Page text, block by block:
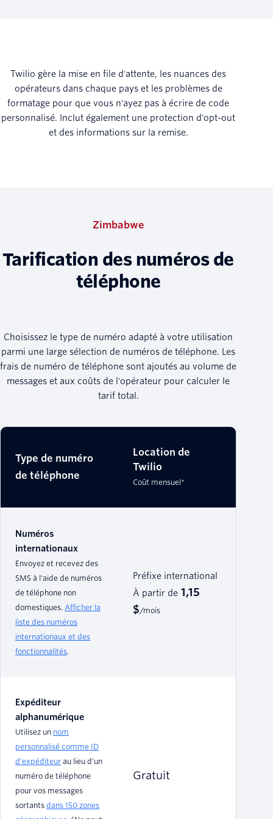
Twilio gère la mise en file d'attente, les nuances des
opérateurs dans chaque pays et les problèmes de
formatage pour que vous n'ayez pas à écrire de code
personnalisé. Inclut également une protection d'opt-out
et des informations sur la remise.
Zimbabwe
Tarification des numéros de
téléphone
Choisissez le type de numéro adapté à votre utilisation
parmi une large sélection de numéros de téléphone. Les
frais de numéro de téléphone sont ajoutés au volume de
messages et aux coûts de l'opérateur pour calculer le
tarif total.
Type de numéro
de téléphone
Location de
Twilio
Coût mensuel*
Numéros
internationaux
Envoyez et recevez des
SMS à l'aide de numéros
de téléphone non
domestiques. Afficher la
liste des numéros
internationaux et des
fonctionnalités.
Préfixe international
À partir de 1,15
$/mois
Expéditeur
alphanumérique
Utilisez un nom
personnalisé comme ID
d'expéditeur au lieu d'un
numéro de téléphone
pour vos messages
sortants dans 150 zones
Gratuit